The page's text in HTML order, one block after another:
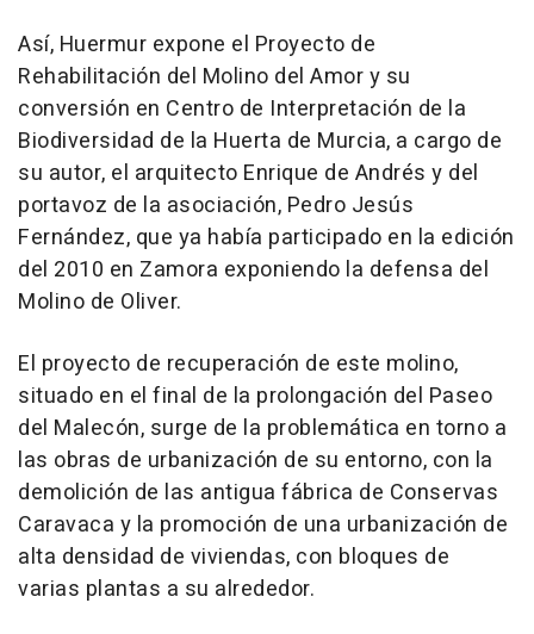
Así, Huermur expone el Proyecto de
Rehabilitación del Molino del Amor y su
conversión en Centro de Interpretación de la
Biodiversidad de la Huerta de Murcia, a cargo de
su autor, el arquitecto Enrique de Andrés y del
portavoz de la asociación, Pedro Jesús
Fernández, que ya había participado en la edición
del 2010 en Zamora exponiendo la defensa del
Molino de Oliver.
El proyecto de recuperación de este molino,
situado en el final de la prolongación del Paseo
del Malecón, surge de la problemática en torno a
las obras de urbanización de su entorno, con la
demolición de las antigua fábrica de Conservas
Caravaca y la promoción de una urbanización de
alta densidad de viviendas, con bloques de
varias plantas a su alrededor.